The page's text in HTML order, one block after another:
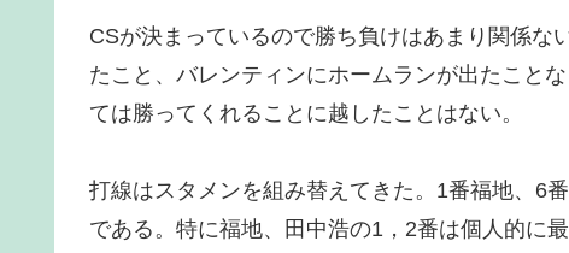
CSが決まっているので勝ち負けはあまり関係な
たこと、バレンティンにホームランが出たこと
ては勝ってくれることに越したことはない。
打線はスタメンを組み替えてきた。1番福地、6
である。特に福地、田中浩の1，2番は個人的に